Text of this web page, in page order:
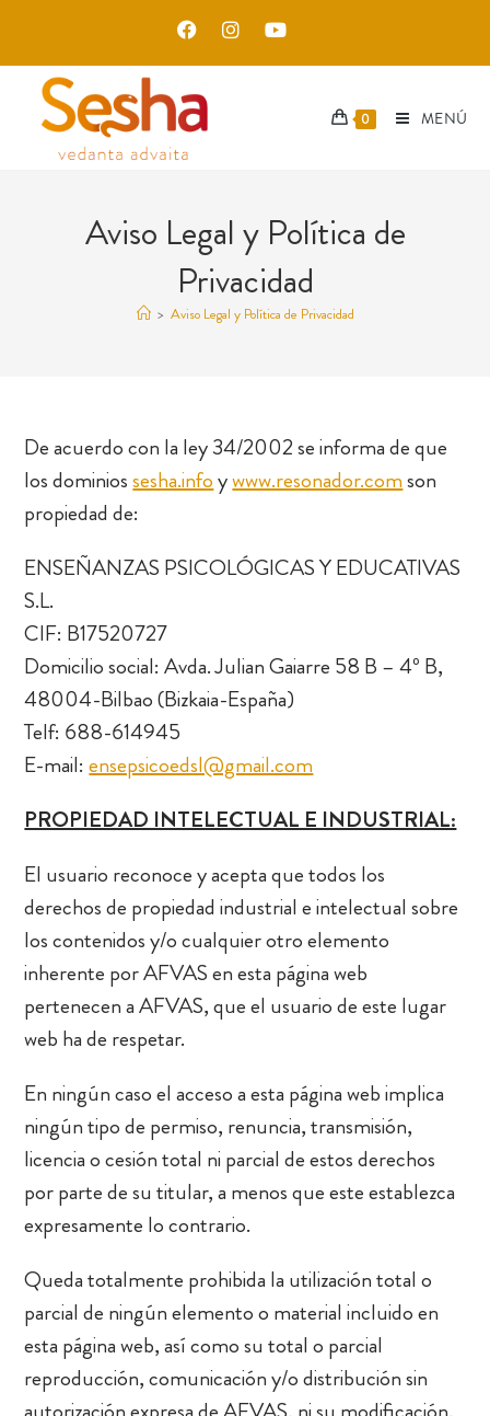
0 MENÚ
Aviso Legal y Política de
Privacidad
> Aviso Legal y Política de Privacidad
De acuerdo con la ley 34/2002 se informa de que
los dominiossesha.infoywww.resonador.comson
propiedad de:
ENSEÑANZAS PSICOLÓGICAS Y EDUCATIVAS
S.L.
CIF: B17520727
Domicilio social: Avda. Julian Gaiarre 58 B – 4º B,
48004-Bilbao (Bizkaia-España)
Telf: 688-614945
E-mail:ensepsicoedsl@gmail.com
PROPIEDAD INTELECTUAL E INDUSTRIAL:
El usuario reconoce y acepta que todos los
derechos de propiedad industrial e intelectual sobre
los contenidos y/o cualquier otro elemento
inherente por AFVAS en esta página web
pertenecen a AFVAS, que el usuario de este lugar
web ha de respetar.
En ningún caso el acceso a esta página web implica
ningún tipo de permiso, renuncia, transmisión,
licencia o cesión total ni parcial de estos derechos
por parte de su titular, a menos que este establezca
expresamente lo contrario.
Queda totalmente prohibida la utilización total o
parcial de ningún elemento o material incluido en
esta página web, así como su total o parcial
reproducción, comunicación y/o distribución sin